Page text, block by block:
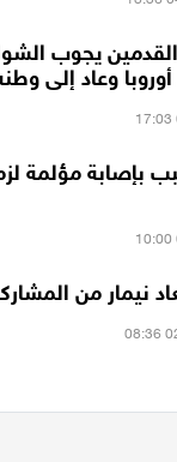
يجوب
وعاد إلى
بإصابة مؤلمة
نيمار من